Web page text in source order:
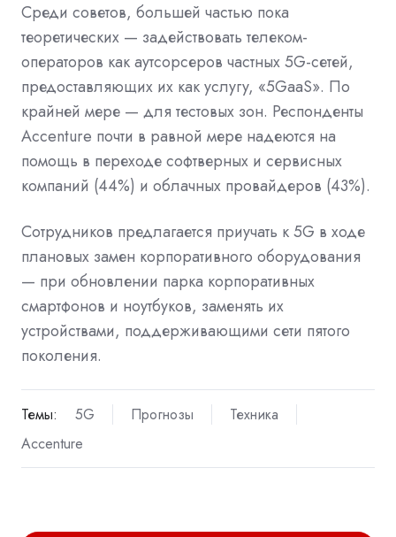
Среди советов, большей частью пока
теоретических — задействовать телеком-
операторов как аутсорсеров частных 5G-сетей,
предоставляющих их как услугу, «5GaaS». По
крайней мере — для тестовых зон. Респонденты
Accenture почти в равной мере надеются на
помощь в переходе софтверных и сервисных
компаний (44%) и облачных провайдеров (43%).
Сотрудников предлагается приучать к 5G в ходе
плановых замен корпоративного оборудования
— при обновлении парка корпоративных
смартфонов и ноутбуков, заменять их
устройствами, поддерживающими сети пятого
поколения.
Темы: 5G Прогнозы
Техника
Accenture